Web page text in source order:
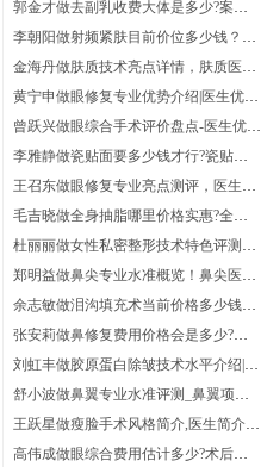
验感受评价
郭金才做去副乳收费大体是多少?案例
日记反馈,去副乳医生案例过程评价,医
生详情
李朝阳做射频紧肤目前价位多少钱？射
频紧肤项目术后案例体验点评！医生信
息|案例体验反馈
金海丹做肤质技术亮点详情，肤质医生
案例记录点评,案例体验反馈,医生优势
黄宁申做眼修复专业优势介绍|医生优
势!眼修复项目案例评价-体验记录反馈
曾跃兴做眼综合手术评价盘点-医生优
势，眼综合医生体验过程评价！案例变
化
李雅静做瓷贴面要多少钱才行?瓷贴面
项目体验感受评价~案例感受！医生信
息
王召东做眼修复专业亮点测评，医生优
势,眼修复医生体验日记评价，术后体验
记录分享
毛吉晓做全身抽脂哪里价格实惠?全身
抽脂医生术后体验感受点评!体验感受分
享！医生优势介绍
杜丽丽做女性私密整形技术特色评测~
女性私密整形医生案例感受点评~医生
优势介绍,术后恢复案例反馈
郑明益做鼻尖专业水准概览！鼻尖医生
案例点评!术后体验过程分享|医生信息
余志敏做泪沟填充术当前价格多少钱？
术后体验日记，医生优势介绍-泪沟填充
术项目术后案例记录点评
张安莉做鼻修复费用价格会是多少?术
后体验感受反馈-鼻修复项目案例感受点
评!医生优势盘点
刘虹丰做胶原蛋白除皱技术水平介绍|胶
原蛋白除皱项目案例记录评价|术后恢复
案例分享,医生信息
舒小波做鼻翼专业水准评测_鼻翼项目
术后体验过程点评！医生简介_案例过
程反馈
王跃星做瘦脸手术风格简介,医生简介-
术后案例感受分享|瘦脸项目术后体验记
高伟成做眼综合费用估计多少?术后案